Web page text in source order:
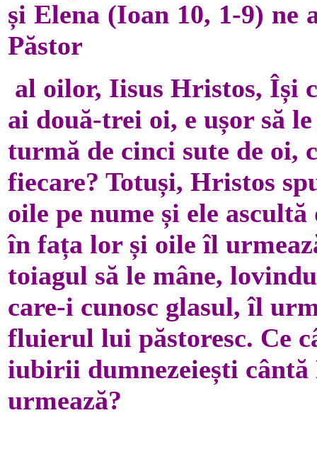
și Elena (Ioan 10, 1-9) ne
Păstor
al oilor, Iisus Hristos, Își
ai două-trei oi, e ușor să
turmă de cinci sute de oi,
fiecare? Totuși, Hristos
oile pe nume și ele
în fața lor și oile îl
toiagul să le mâne,
care-i cunosc glasul, îl
fluierul lui păstoresc. Ce
iubirii dumnezeiești
urmează?